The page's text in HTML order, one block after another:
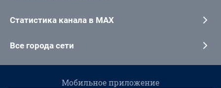
Статистика канала в MAX
Все города сети
Мобильное приложение